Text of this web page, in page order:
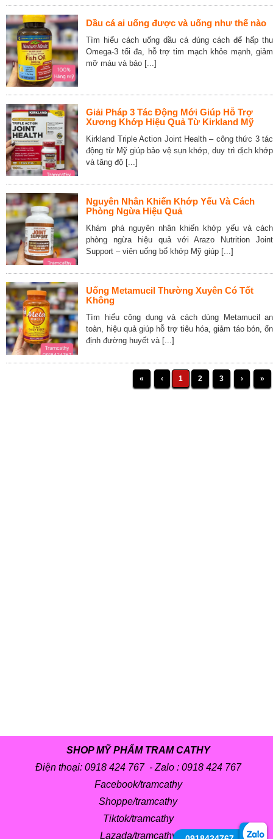
Dầu cá ai uống được và uống như thế nào
Tìm hiểu cách uống dầu cá đúng cách để hấp thu
Omega-3 tối đa, hỗ trợ tim mạch khỏe mạnh, giảm
mỡ máu và bảo [...]
Giải Pháp 3 Tác Động Mới Giúp Hỗ Trợ
Xương Khớp Hiệu Quả Từ Kirkland Mỹ
Kirkland Triple Action Joint Health – công thức 3 tác
động từ Mỹ giúp bảo vệ sụn khớp, duy trì dịch khớp
và tăng độ [...]
Nguyên Nhân Khiến Khớp Yếu Và Cách
Phòng Ngừa Hiệu Quả
Khám phá nguyên nhân khiến khớp yếu và cách
phòng ngừa hiệu quả với Arazo Nutrition Joint
Support – viên uống bổ khớp Mỹ giúp [...]
Uống Metamucil Thường Xuyên Có Tốt
Không
Tìm hiểu công dụng và cách dùng Metamucil an
toàn, hiệu quả giúp hỗ trợ tiêu hóa, giảm táo bón, ổn
định đường huyết và [...]
« ‹ 1 2 3 › »
SHOP MỸ PHẨM TRAM CATHY
Điện thoại: 0918 424 767 - Zalo : 0918 424 767
Facebook/tramcathy
Shoppe/tramcathy
Tiktok/tramcathy
Lazada/tramcathy